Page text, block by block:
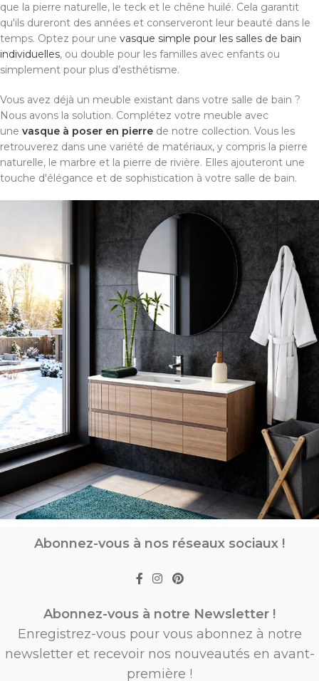
que la pierre naturelle, le teck et le chêne huilé. Cela garantit
qu'ils dureront des années et conserveront leur beauté dans le
temps. Optez pour une vasque simple pour les salles de bain
individuelles, ou double pour les familles avec enfants ou
simplement pour plus d’esthétisme.
Vous avez déjà un meuble existant dans votre salle de bain ?
Nous avons la solution. Complétez votre meuble avec
une vasque à poser en pierre de notre collection. Vous les
retrouverez dans une variété de matériaux, y compris la pierre
naturelle, le marbre et la pierre de rivière. Elles ajouteront une
touche d'élégance et de sophistication à votre salle de bain.
Abonnez-vous à nos réseaux sociaux !
Abonnez-vous à notre Newsletter !
Enregistrez-vous pour vous abonnez à notre
newsletter et recevoir nos nouveautés en avant-
première !